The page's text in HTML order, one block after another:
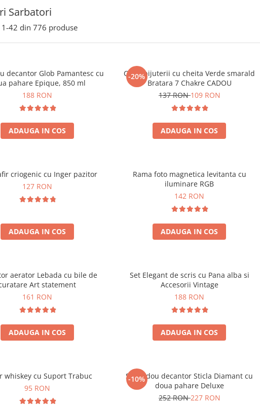
Sarbatori
1-42 din 776 produse
decantor Glob Pamantesc cu
pahare Epique, 850 ml
188 RON
ADAUGA IN COS
-20%
Cutie bijuterii cu cheita Verde smarald
Bratara 7 Chakre CADOU
137 RON109 RON
ADAUGA IN COS
criogenic cu Inger pazitor
127 RON
ADAUGA IN COS
Rama foto magnetica levitanta cu
iluminare RGB
142 RON
ADAUGA IN COS
aerator Lebada cu bile de
Art statement
161 RON
ADAUGA IN COS
Set Elegant de scris cu Pana alba si
Accesorii Vintage
188 RON
ADAUGA IN COS
whiskey cu Suport Trabuc
95 RON
-10%
Set cadou decantor Sticla Diamant cu
doua pahare Deluxe
252 RON227 RON